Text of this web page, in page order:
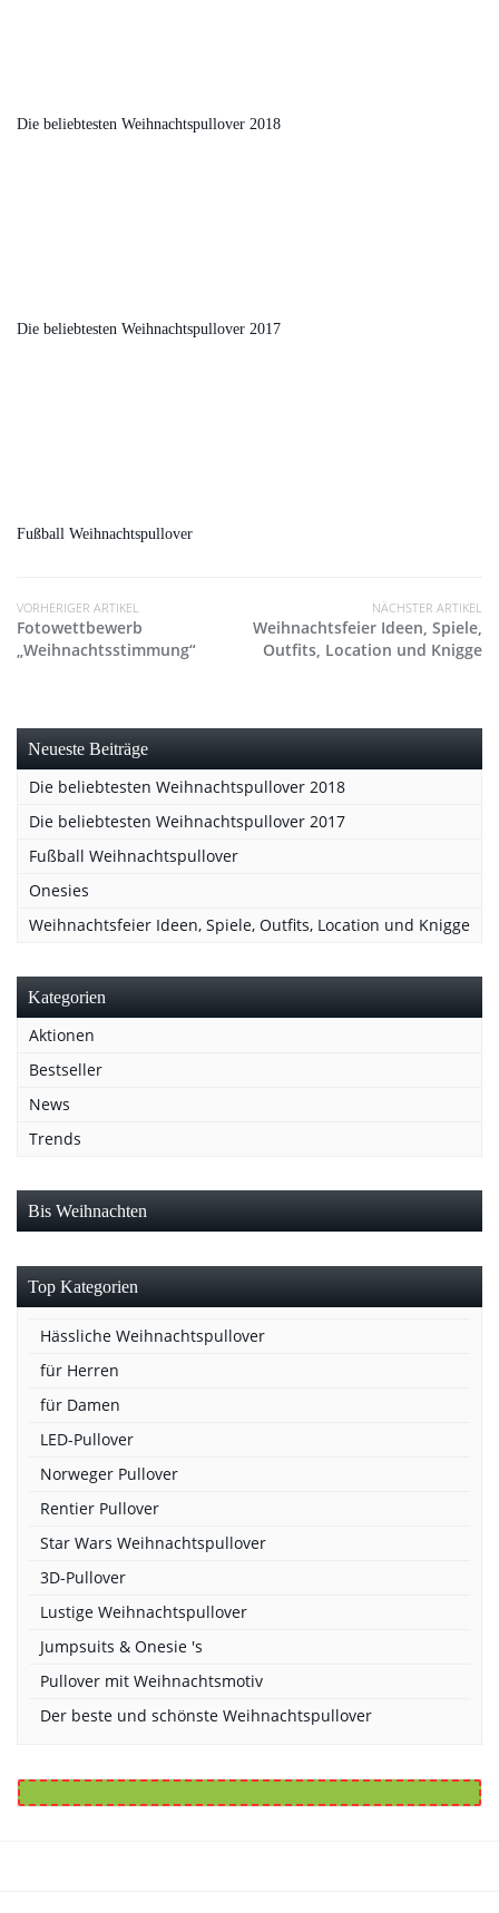
Die beliebtesten Weihnachtspullover 2018
Die beliebtesten Weihnachtspullover 2017
Fußball Weihnachtspullover
VORHERIGER ARTIKEL
Fotowettbewerb
„Weihnachtsstimmung“
NÄCHSTER ARTIKEL
Weihnachtsfeier Ideen, Spiele,
Outfits, Location und Knigge
Neueste Beiträge
Die beliebtesten Weihnachtspullover 2018
Die beliebtesten Weihnachtspullover 2017
Fußball Weihnachtspullover
Onesies
Weihnachtsfeier Ideen, Spiele, Outfits, Location und Knigge
Kategorien
Aktionen
Bestseller
News
Trends
Bis Weihnachten
Top Kategorien
Hässliche Weihnachtspullover
für Herren
für Damen
LED-Pullover
Norweger Pullover
Rentier Pullover
Star Wars Weihnachtspullover
3D-Pullover
Lustige Weihnachtspullover
Jumpsuits & Onesie 's
Pullover mit Weihnachtsmotiv
Der beste und schönste Weihnachtspullover